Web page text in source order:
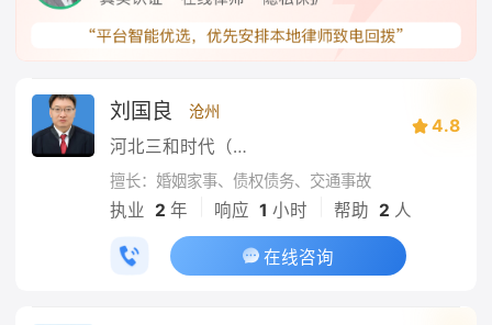
刘国良 沧州
河北三和时代（沧州）律师事务所
4.8
擅长：婚姻家事、债权债务、交通事故
执业 2 年 响应 1 小时 帮助 2 人
在线咨询